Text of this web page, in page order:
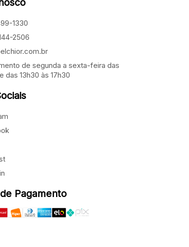
1330
2506
de segunda a sexta-feira das
das 13h30 às 17h30
Pagamento